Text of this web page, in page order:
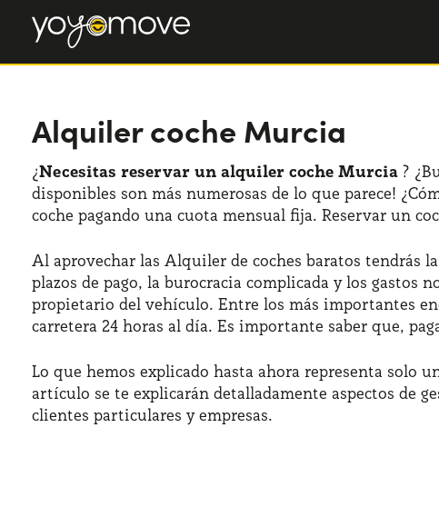
Alquiler coche Murcia
¿Necesitas reservar un alquiler coche Murcia ?
disponibles son más numerosas de lo que parece!
coche pagando una cuota mensual fija. Reservar un
Al aprovechar las Alquiler de coches baratos tendrás
plazos de pago, la burocracia complicada y los gastos
propietario del vehículo. Entre los más importantes
carretera 24 horas al día. Es importante saber que,
Lo que hemos explicado hasta ahora representa solo
artículo se te explicarán detalladamente aspectos de
clientes particulares y empresas.